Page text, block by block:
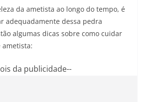
da ametista ao longo do tempo, é
adequadamente dessa pedra
algumas dicas sobre como cuidar
ametista:
da publicidade--